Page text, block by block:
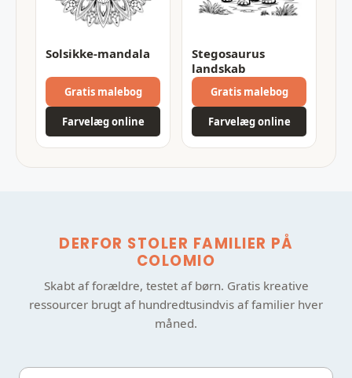
Solsikke-mandala
Gratis malebog
Farvelæg online
Stegosaurus
landskab
Gratis malebog
Farvelæg online
DERFOR STOLER FAMILIER PÅ
COLOMIO
Skabt af forældre, testet af børn. Gratis kreative
ressourcer brugt af hundredtusindvis af familier hver
måned.